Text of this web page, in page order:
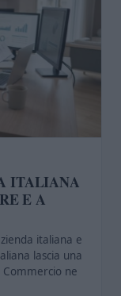
ITALIANA
E A
italiana e
lascia una
ne